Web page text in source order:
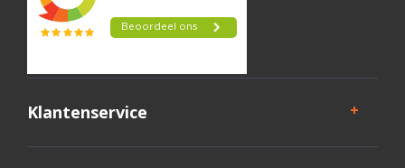
Klantenservice